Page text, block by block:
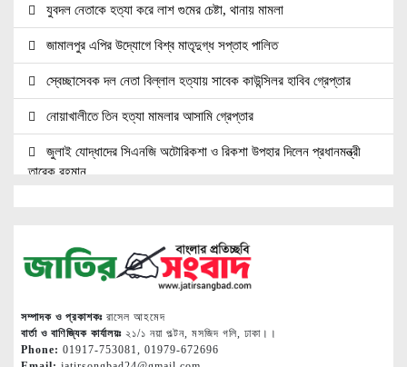
যুবদল নেতাকে হত্যা করে লাশ গুমের চেষ্টা, থানায় মামলা
জামালপুর এপির উদ্যোগে বিশ্ব মাতৃদুগ্ধ সপ্তাহ পালিত
স্বেচ্ছাসেবক দল নেতা বিল্লাল হত্যায় সাবেক কাউন্সিলর হাবিব গ্রেপ্তার
নোয়াখালীতে তিন হত্যা মামলার আসামি গ্রেপ্তার
জুলাই যোদ্ধাদের সিএনজি অটোরিকশা ও রিকশা উপহার দিলেন প্রধানমন্ত্রী
তারেক রহমান
নোয়াখালীতে ৯৭৯০ ইয়াবাসহ দুই পাচারকারী গ্রেপ্তার
নোয়াখালীতে সিএনজিতে ১১ কেজি গাঁজা, গ্রেপ্তার ১
নোয়াখালীতে বিএনপি নেতাকে গুলি, লাগল সহযোগীর বুকে
দলকে সুসংগঠিত ও জনমুখী করতে নেতাকর্মীদের ঐক্যবদ্ধ হওয়ার আহ্বান
সম্পাদক ও প্রকাশকঃ রাসেল আহমেদ
বার্তা ও বাণিজ্যিক কার্যালয়ঃ ২১/১ নয়া পল্টন, মসজিদ গলি, ঢাকা।।
Phone: 01917-753081, 01979-672696